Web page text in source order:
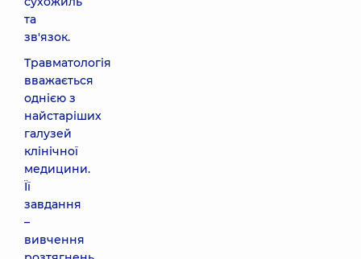
та
зв'язок.
Травматологія
вважається
однією з
найстаріших
галузей
клінічної
медицини.
Її
завдання
–
вивчення